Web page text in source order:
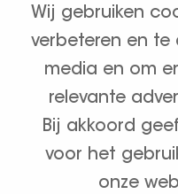
Waterontharders
Zout en
Wij gebruiken
verbeteren en te
media en om
relevante
Bij akkoord
voor het
onze